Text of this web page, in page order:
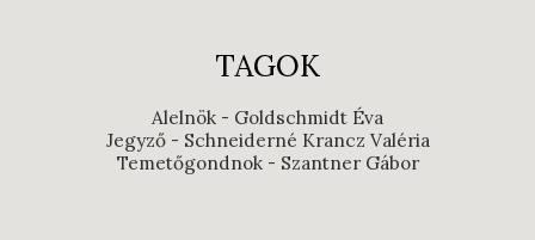
TAGOK
Alelnök - Goldschmidt Éva
Jegyző - Schneiderné Krancz Valéria
Temetőgondnok - Szantner Gábor